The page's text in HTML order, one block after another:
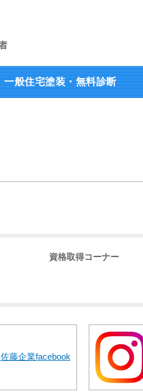
一般住宅塗装・無料診断
資格取得コーナー
佐藤企業facebook